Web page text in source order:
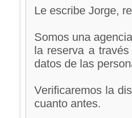
Le escribe Jorge,
Somos una
la reserva a
datos de las
Verificaremos la
cuanto antes.